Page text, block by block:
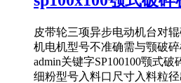
皮带轮三项异步电动机台对
机电机型号不准确需与颚破
admin关键字SP100100颚式
细粉型号入料口尺寸入料粒